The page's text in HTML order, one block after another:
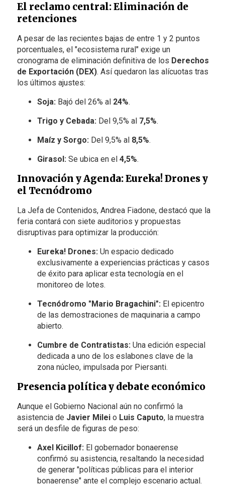
El reclamo central: Eliminación de
retenciones
A pesar de las recientes bajas de entre 1 y 2 puntos
porcentuales, el "ecosistema rural" exige un
cronograma de eliminación definitiva de los Derechos
de Exportación (DEX). Así quedaron las alícuotas tras
los últimos ajustes:
Soja:Bajó del 26% al 24%.
Trigo y Cebada:Del 9,5% al 7,5%.
Maíz y Sorgo:Del 9,5% al 8,5%.
Girasol:Se ubica en el 4,5%.
Innovación y Agenda: Eureka! Drones y
el Tecnódromo
La Jefa de Contenidos, Andrea Fiadone, destacó que la
feria contará con siete auditorios y propuestas
disruptivas para optimizar la producción:
Eureka! Drones:Un espacio dedicado
exclusivamente a experiencias prácticas y casos
de éxito para aplicar esta tecnología en el
monitoreo de lotes.
Tecnódromo "Mario Bragachini":El epicentro
de las demostraciones de maquinaria a campo
abierto.
Cumbre de Contratistas:Una edición especial
dedicada a uno de los eslabones clave de la
zona núcleo, impulsada por Piersanti.
Presencia política y debate económico
Aunque el Gobierno Nacional aún no confirmó la
asistencia de Javier Mileio Luis Caputo, la muestra
será un desfile de figuras de peso:
Axel Kicillof:El gobernador bonaerense
confirmó su asistencia, resaltando la necesidad
de generar "políticas públicas para el interior
bonaerense" ante el complejo escenario actual.